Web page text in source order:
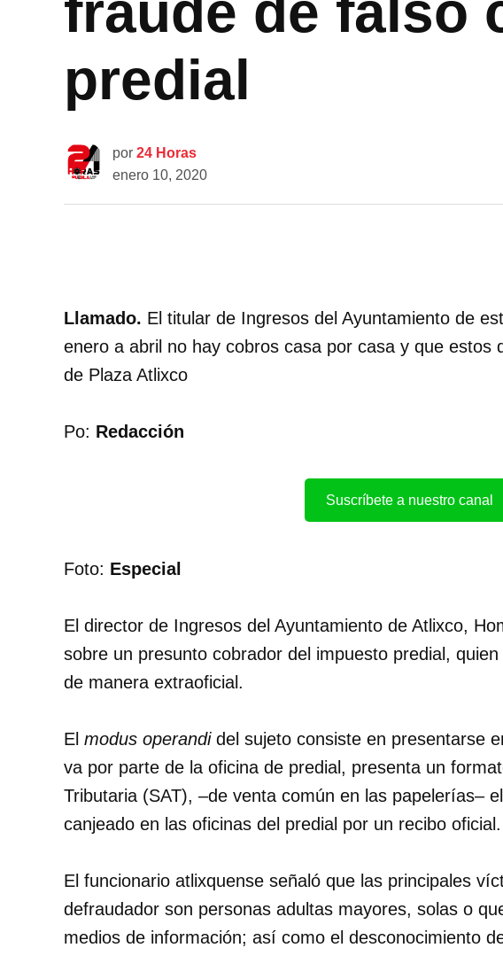
predial
por 24 Horas
enero 10, 2020
Llamado. El titular de Ingresos del Ayuntamiento de
enero a abril no hay cobros casa por casa y que estos
de Plaza Atlixco
Po: Redacción
Suscríbete a nuestro canal
Foto: Especial
El director de Ingresos del Ayuntamiento de Atlixco,
sobre un presunto cobrador del impuesto predial,
de manera extraoficial.
El modus operandidel sujeto consiste en presentarse
va por parte de la oficina de predial, presenta un
Tributaria (SAT), –de venta común en las papelerías–
canjeado en las oficinas del predial por un recibo oficial.
El funcionario atlixquense señaló que las principales
defraudador son personas adultas mayores, solas o
medios de información; así como el desconocimiento